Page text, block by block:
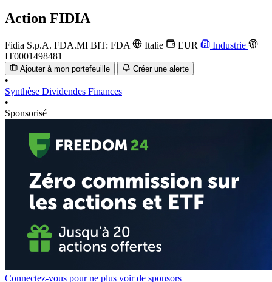
Action FIDIA
Fidia S.p.A. FDA.MI BIT: FDA Italie EUR
Industrie
IT0001498481
Ajouter à mon portefeuille Créer une alerte
•
Synthèse Dividendes Finances
•
Sponsorisé
Connectez-vous pour ne plus voir de sponsors